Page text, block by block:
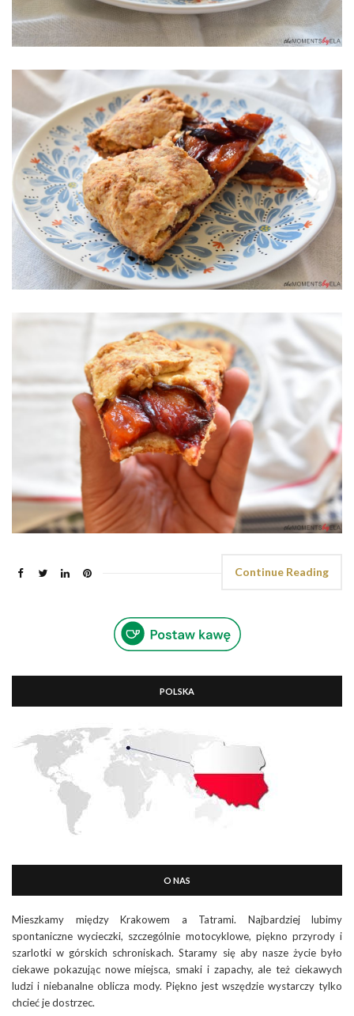
Continue Reading
POLSKA
O NAS
Mieszkamy między Krakowem a Tatrami. Najbardziej lubimy
spontaniczne wycieczki, szczególnie motocyklowe, piękno przyrody i
szarlotki w górskich schroniskach. Staramy się aby nasze życie było
ciekawe pokazując nowe miejsca, smaki i zapachy, ale też ciekawych
ludzi i niebanalne oblicza mody. Piękno jest wszędzie wystarczy tylko
chcieć je dostrzec.